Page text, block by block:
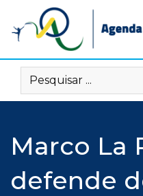
content
Marco La
defende